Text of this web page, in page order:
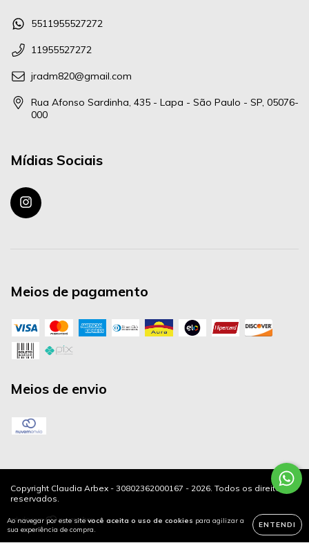
Ao navegar por este sitevocê aceita o uso de cookies para agilizar a
sua experiência de compra.
ENTENDI
5511955527272
11955527272
jradm820@gmail.com
Rua Afonso Sardinha, 435 - Lapa - São Paulo - SP, 05076-
000
Mídias Sociais
Meios de pagamento
Meios de envio
Copyright Claudia Arbex - 30802362000167 - 2026. Todos os direitos
reservados.